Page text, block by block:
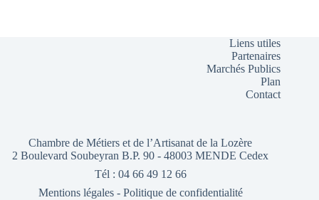
Liens utiles
Partenaires
Marchés Publics
Plan
Contact
Chambre de Métiers et de l’Artisanat de la Lozère
2 Boulevard Soubeyran B.P. 90 - 48003 MENDE Cedex
Tél : 04 66 49 12 66
Mentions légales- Politique de confidentialité